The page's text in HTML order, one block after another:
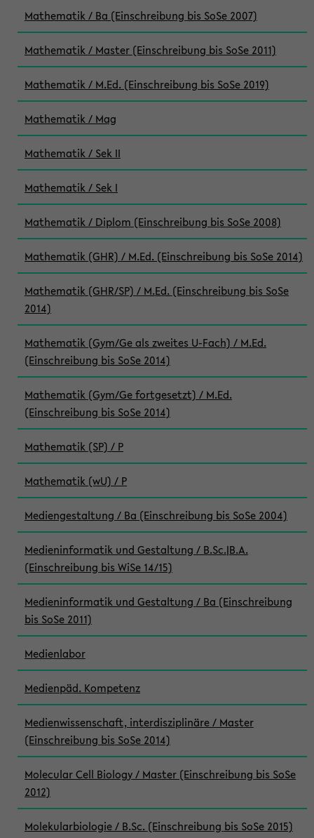
Mathematik / Ba (Einschreibung bis SoSe 2007)
Mathematik / Master (Einschreibung bis SoSe 2011)
Mathematik / M.Ed. (Einschreibung bis SoSe 2019)
Mathematik / Mag
Mathematik / Sek II
Mathematik / Sek I
Mathematik / Diplom (Einschreibung bis SoSe 2008)
Mathematik (GHR) / M.Ed. (Einschreibung bis SoSe 2014)
Mathematik (GHR/SP) / M.Ed. (Einschreibung bis SoSe
2014)
Mathematik (Gym/Ge als zweites U-Fach) / M.Ed.
(Einschreibung bis SoSe 2014)
Mathematik (Gym/Ge fortgesetzt) / M.Ed.
(Einschreibung bis SoSe 2014)
Mathematik (SP) / P
Mathematik (wU) / P
Mediengestaltung / Ba (Einschreibung bis SoSe 2004)
Medieninformatik und Gestaltung / B.Sc.|B.A.
(Einschreibung bis WiSe 14/15)
Medieninformatik und Gestaltung / Ba (Einschreibung
bis SoSe 2011)
Medienlabor
Medienpäd. Kompetenz
Medienwissenschaft, interdisziplinäre / Master
(Einschreibung bis SoSe 2014)
Molecular Cell Biology / Master (Einschreibung bis SoSe
2012)
Molekularbiologie / B.Sc. (Einschreibung bis SoSe 2015)